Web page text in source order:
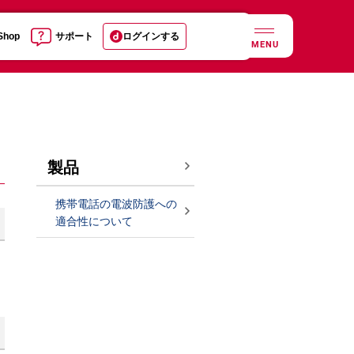
サポート ログインする
MENU
製品
携帯電話の電波防護への
適合性について